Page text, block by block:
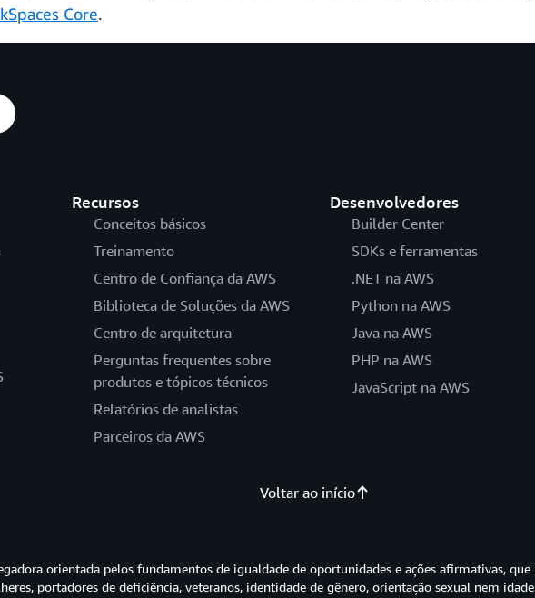
Core.
Recursos
Conceitos básicos
Treinamento
Centro de Confiança da AWS
Biblioteca de Soluções da AWS
Centro de arquitetura
Perguntas frequentes sobre
produtos e tópicos técnicos
Relatórios de analistas
Parceiros da AWS
Desenvolvedores
Builder Center
SDKs e ferramentas
.NET na AWS
Python na AWS
Java na AWS
PHP na AWS
JavaScript na AWS
Voltar ao início
orientada pelos fundamentos de igualdade de oportunidades e ações afirmativas, que
portadores de deficiência, veteranos, identidade de gênero, orientação sexual nem